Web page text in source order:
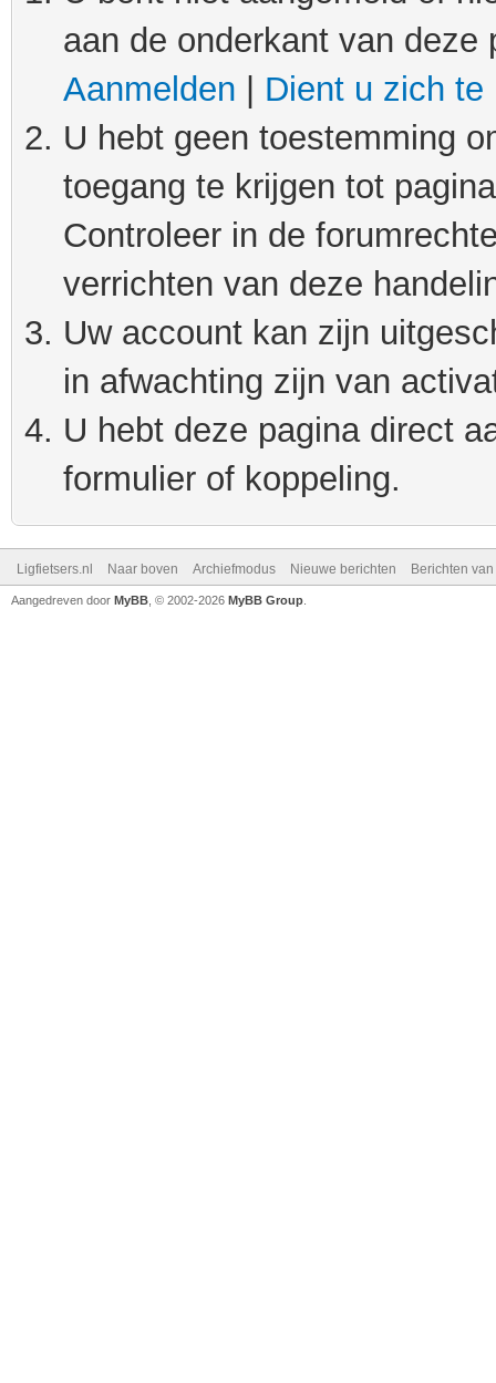
aan de onderkant van
Aanmelden
Dient u zich te
U hebt geen toestemming
toegang te krijgen tot
Controleer in de
verrichten van deze
Uw account kan zijn
in afwachting zijn van
U hebt deze pagina direct
formulier of koppeling.
Ligfietsers.nl Naar boven Archiefmodus Nieuwe berichten Berichten
Aangedreven door MyBB , © 2002-2026 MyBB Group